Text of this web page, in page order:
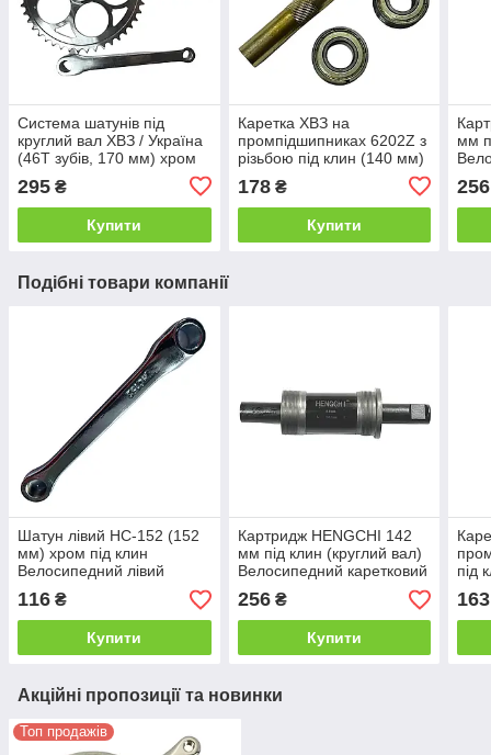
Система шатунів під
круглий вал ХВЗ / Україна
(46Т зубів, 170 мм) хром
шатунами на клинах
295 ₴
Купити
Каретка ХВЗ на
промпідшипниках 6202Z з
різьбою під клин (140 мм)
«Старт-Шосе»
178₴
Купити
мм
ХВЗ,
256
Подібні товари компанії
Шатун лівий HC-152 (152
мм) хром під клин
Велосипедний лівий
шатун сталевий
хромований для дитячих
та підліткових велосипедів
116 ₴
Купити
Картридж HENGCHI 142
мм під клин (круглий вал)
Велосипедний каретковий
картридж на
промпідшипниках для
ХВЗ, Україна, Мінськ
256₴
Купити
під
163
Акційні пропозиції та новинки
Топ продажів